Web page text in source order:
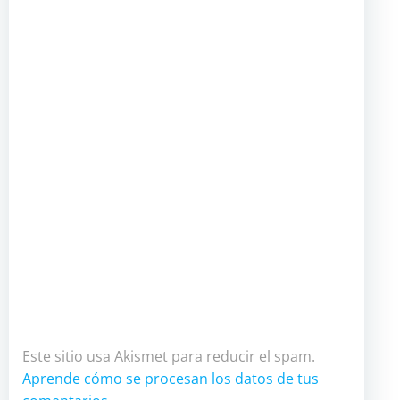
Este sitio usa Akismet para reducir el spam.
Aprende cómo se procesan los datos de tus